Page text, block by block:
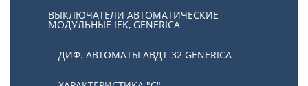
ВЫКЛЮЧАТЕЛИ АВТОМАТИЧЕСКИЕ
МОДУЛЬНЫЕ IEK, GENERICA
ДИФ. АВТОМАТЫ АВДТ-32 GENERICA